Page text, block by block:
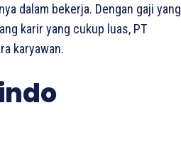
dalam bekerja. Dengan gaji yang
karir yang cukup luas, PT
karyawan.